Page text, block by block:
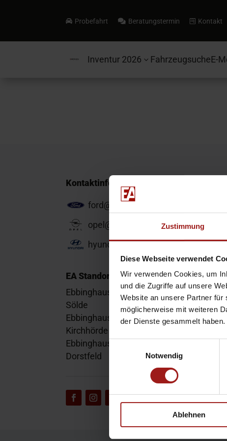
Zustimmung
Diese Webseite verwendet
Wir verwenden Cookies, um
und die Zugriffe auf unsere
Website an unsere Partner für
möglicherweise mit weiteren
der Dienste gesammelt haben.
Einwilligungsauswahl
Notwendig
Ablehnen
 Probefahrt  Beratungstermin  Kontakt
Inventur 2026 3 FahrzeugsucheE-
Kontaktinformationen
ford@ea-mail.de
opel@ea-mail.de
hyundai@ea-mail.de
EA Standorte
Ebbinghaus am Flughafen – Dortmund
Sölde
Ebbinghaus am Tierpark – Dortmund
Kirchhörde
Ebbinghaus Autozentrum – Dortmund
Dorstfeld